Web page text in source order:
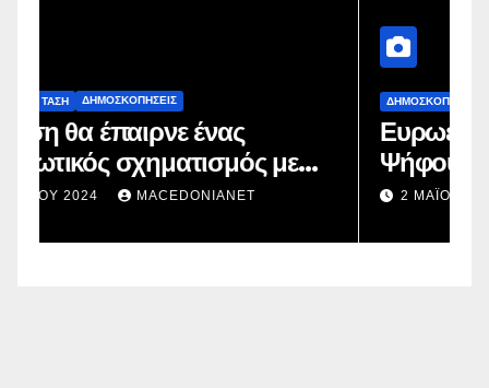
ΔΗΜΟΣΚΟΠΉΣΕΙΣ
Ευρωεκλογές 2024: Πρόθεση
Ψήφου
2 ΜΑΪ́ΟΥ 2024 MACEDONIANET